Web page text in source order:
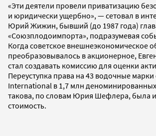
«Эти деятели провели приватизацию
и юридически ущербно», — сетовал в
Юрий Жижин, бывший (до 1987 года)
«Союзплодоимпорта», подразумевая
Когда советское внешнеэкономическое
преобразовывалось в акционерное,
стал создавать комиссию для оценки
Переуступка права на 43 водочные
International в 1,7 млн
такова, по словам Юрия Шефлера, была
стоимость.